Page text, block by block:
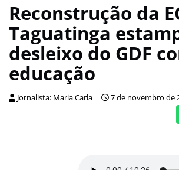
Reconstrução da
Taguatinga
desleixo do GDF
educação
Jornalista: Maria Carla 7 de novembro de